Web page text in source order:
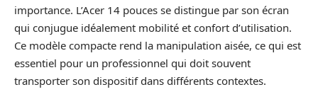
importance. L’Acer 14 pouces se distingue par son écran
qui conjugue idéalement mobilité et confort d’utilisation.
Ce modèle compacte rend la manipulation aisée, ce qui est
essentiel pour un professionnel qui doit souvent
transporter son dispositif dans différents contextes.